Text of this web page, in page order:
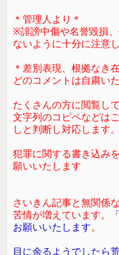
＊管理人より＊
※誹謗中傷や名誉毀損
ないように十分に注意
＊差別表現、根拠なき
どのコメントは自粛い
たくさんの方に閲覧し
文字列のコピペなどは
しと判断し対応します。
犯罪に関する書き込み
願いいたします
さいきん記事と無関係
苦情が増えています。
お願いいたします。
目に余るようでしたら